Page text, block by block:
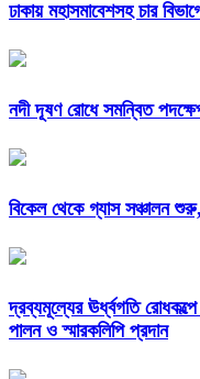
ঢাকায় মহাসমাবেশসহ চার
নদী দূষণ রোধে সমন্বিত
বিকেল থেকে গ্যাস সঞ্চালন
দ্রব্যমূল্যের ঊর্ধ্বগতি
পালন ও স্মারকলিপি প্রদান